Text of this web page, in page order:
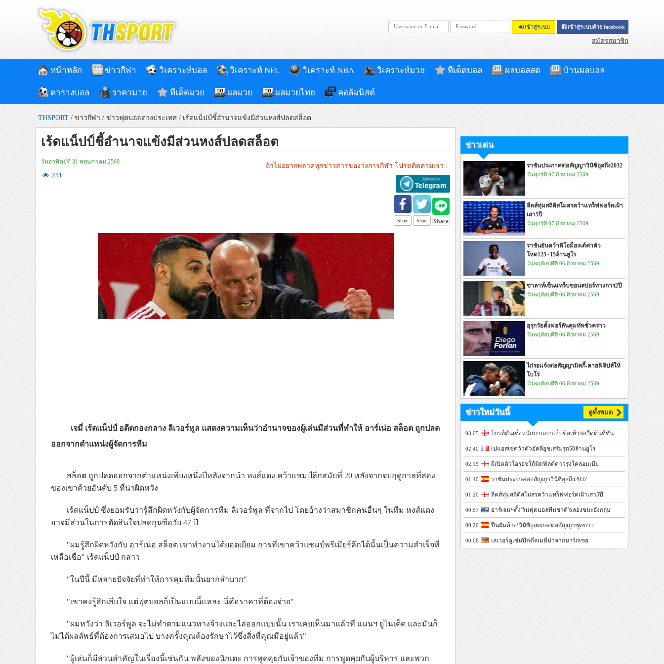
เข้าสู่ระบบ เข้าสู่ระบบด้วย facebook
สมัครสมาชิก
หน้าหลัก ข่าวกีฬา วิเคราะห์บอล วิเคราะห์ NFL วิเคราะห์ NBA วิเคราะห์มวย ทีเด็ดบอล ผลบอลสด บ้านผลบอล
ตารางบอล ราคามวย ทีเด็ดมวย ผลมวย ผลมวยไทย คอลัมนิสต์
THSPORT / ข่าวกีฬา / ข่าวฟุตบอลต่างประเทศ / เร้ดแน็ปป์ชี้อำนาจแข้งมีส่วนหงส์ปลดสล็อต
เร้ดแน็ปป์ชี้อำนาจแข้งมีส่วนหงส์ปลดสล็อต
วันอาทิตย์ที่ 31 พฤษภาคม 2569
251
ถ้าไม่อยากพลาดทุกข่าวสารของวงการกีฬา โปรดติดตามเรา :
Share Share
เจมี่ เร้ดแน็ปป์ อดีตกองกลาง ลิเวอร์พูล แสดงความเห็นว่าอำนาจของผู้เล่นมีส่วนที่ทำให้ อาร์เน่อ สล็อต ถูกปลด
ออกจากตำแหน่งผู้จัดการทีม
สล็อต ถูกปลดออกจากตำแหน่งเพียงหนึ่งปีหลังจากนำ หงส์แดง คว้าแชมป์ลีกสมัยที่ 20 หลังจากจบฤดูกาลที่สอง
ของเขาด้วยอันดับ 5 ที่น่าผิดหวัง
เร้ดแน็ปป์ ซึ่งยอมรับว่ารู้สึกผิดหวังกับผู้จัดการทีม ลิเวอร์พูล ที่จากไป โดยอ้างว่าสมาชิกคนอื่นๆ ในทีม หงส์แดง
อาจมีส่วนในการตัดสินใจปลดกุนซือวัย 47 ปี
"ผมรู้สึกผิดหวังกับ อาร์เน่อ สล็อต เขาทำงานได้ยอดเยี่ยม การที่เขาคว้าแชมป์พรีเมียร์ลีกได้นั้นเป็นความสำเร็จที่
เหลือเชื่อ" เร้ดแน็ปป์ กล่าว
"ในปีนี้ มีหลายปัจจัยที่ทำให้การคุมทีมนั้นยากลำบาก"
"เขาคงรู้สึกเสียใจ แต่ฟุตบอลก็เป็นแบบนี้แหละ นี่คือราคาที่ต้องจ่าย"
"ผมหวังว่า ลิเวอร์พูล จะไม่ทำตามแนวทางจ้างและไล่ออกแบบนั้น เราเคยเห็นมาแล้วที่ แมนฯ ยูไนเต็ด และมันก็
ไม่ได้ผลลัพธ์ที่ต้องการเสมอไป บางครั้งคุณต้องรักษาไว้ซึ่งสิ่งที่คุณมีอยู่แล้ว"
"ผู้เล่นก็มีส่วนสำคัญในเรื่องนี้เช่นกัน พลังของนักเตะ การพูดคุยกับเจ้าของทีม การพูดคุยกับผู้บริหาร และพวก
ข่าวเด่น
ราชันประกาศต่อสัญญาวินิซิอุสถึง2032
วันศุกร์ที่ 07 สิงหาคม 2569
ลีดส์ทุ่มสถิติสโมสรคว้าแทร็ฟฟอร์ดเฝ้า
เสา5ปี
วันศุกร์ที่ 07 สิงหาคม 2569
ราชันยันคว้าดิโอม็องเด้ค่าตัว
โหด125+15ล้านยูโร
วันพฤหัสบดีที่ 06 สิงหาคม 2569
ซาลาห์เซ็นแทร็บซอนสปอร์ทางการ2ปี
วันพฤหัสบดีที่ 06 สิงหาคม 2569
อุรุกวัยตั้งฟอร์ลันคุมทัพชั่วคราว
วันพฤหัสบดีที่ 06 สิงหาคม 2569
ไก่รอแจ้งต่อสัญญามิคกี้-คายฟิลิปส์ให้
โบโร่
วันพฤหัสบดีที่ 06 สิงหาคม 2569
ข่าวใหม่วันนี้ ดูทั้งหมด
03:05 ไบรท์ตันเซ็งหนักบาเลบาเจ็บข้อเท้าจ่อวืดต้นซีซั่น
02:40 เปแอสเชคว้าตัวอัคลีอุชเสริมรุก50ล้านยูโร
02:15 ผีเปิดตัวโอรอซโก้มิดฟิลด์ดาวรุ่งโคลอมเบีย
01:40 ราชันประกาศต่อสัญญาวินิซิอุสถึง2032
01:20 ลีดส์ทุ่มสถิติสโมสรคว้าแทร็ฟฟอร์ดเฝ้าเสา5ปี
00:57 อาร์เจนฯตั้ง'วันฟุตบอลทีมชาติ'ฉลองชนะอังกฤษ
00:20 ปืนฝันค้าง!วินิซิอุสตกลงต่อสัญญาชุดขาว
00:08 เลเวอร์คูเซ่นปิดดีลเมดีน่าจากมาร์กเซย